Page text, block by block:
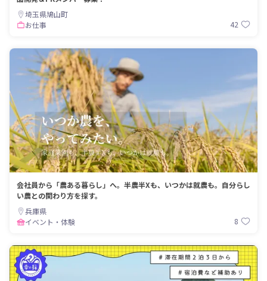
埼玉県鳩山町
お仕事
42
会社員から「農ある暮らし」へ。半農半Xも、いつかは就農も。自分らし
い農との関わり方を探す。
兵庫県
イベント・体験
8